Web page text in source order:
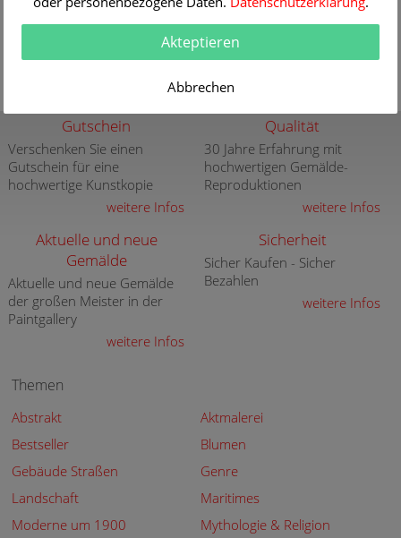
Anthonie Palamedesz Gen. Stevers als hochwertigen
Kunstdruckhier bestellen
Gutschein
Verschenken Sie einen
Gutschein für eine
hochwertige Kunstkopie
weitere Infos
Qualität
30 Jahre Erfahrung mit
hochwertigen Gemälde-
Reproduktionen
weitere Infos
Aktuelle und neue
Gemälde
Aktuelle und neue Gemälde
der großen Meister in der
Paintgallery
weitere Infos
Sicherheit
Sicher Kaufen - Sicher
Bezahlen
weitere Infos
Themen
Abstrakt
Aktmalerei
Bestseller
Blumen
Gebäude Straßen
Genre
Landschaft
Maritimes
Moderne um 1900
Mythologie & Religion
Akteptieren
Abbrechen